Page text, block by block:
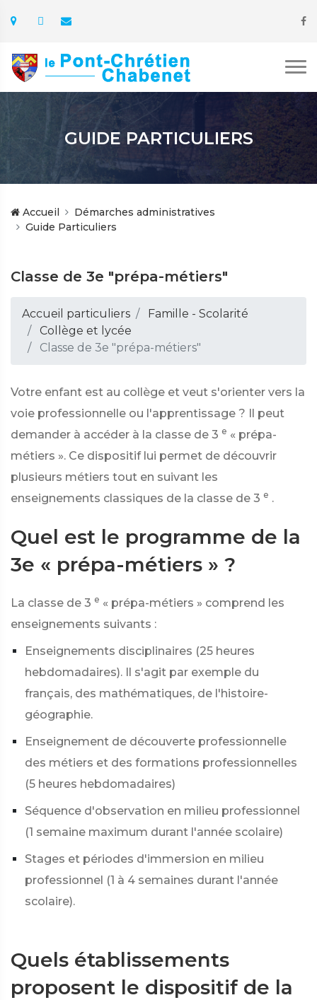
GUIDE PARTICULIERS
Accueil
Démarches administratives
Guide Particuliers
Classe de 3e "prépa-métiers"
Accueil particuliers
Famille - Scolarité
Collège et lycée
Classe de 3e "prépa-métiers"
Votre enfant est au collège et veut s'orienter vers la
voie professionnelle ou l'apprentissage ? Il peut
demander à accéder à la classe de 3 e « prépa-
métiers ». Ce dispositif lui permet de découvrir
plusieurs métiers tout en suivant les
enseignements classiques de la classe de 3 e .
Quel est le programme de la
3e « prépa-métiers » ?
La classe de 3 e « prépa-métiers » comprend les
enseignements suivants :
Enseignements disciplinaires (25 heures
hebdomadaires). Il s'agit par exemple du
français, des mathématiques, de l'histoire-
géographie.
Enseignement de découverte professionnelle
des métiers et des formations professionnelles
(5 heures hebdomadaires)
Séquence d'observation en milieu professionnel
(1 semaine maximum durant l'année scolaire)
Stages et périodes d'immersion en milieu
professionnel (1 à 4 semaines durant l'année
scolaire).
Quels établissements
proposent le dispositif de la